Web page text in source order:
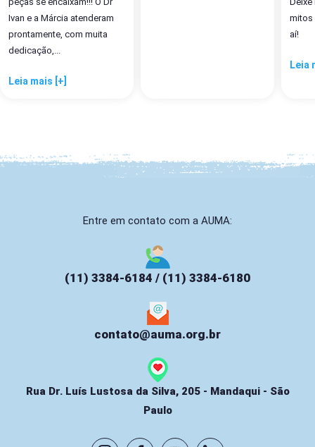
Ivan e a Márcia atenderam
prontamente, com muita
dedicação,...
Leia mais [+]
mitos
aí!
Leia
Entre em contato com a AUMA:
(11) 3384-6184 / (11) 3384-6180
contato@auma.org.br
Rua Dr. Luís Lustosa da Silva, 205 - Mandaqui - São
Paulo